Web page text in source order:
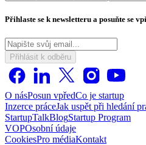
Přihlaste se k newsletteru a posuňte se
Přihlásit k odběru
O násPosun vpředCo je startup
Inzerce práceJak uspět při hledání
StartupTalkBlogStartup Program
VOPOsobní údaje
CookiesPro médiaKontakt